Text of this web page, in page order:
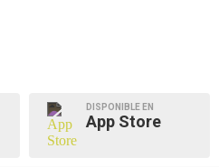
DISPONIBLE EN
App Store